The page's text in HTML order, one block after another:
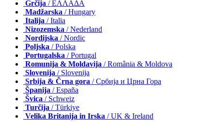
Grčija / ΕΛΛΑΔΑ
Madžarska / Hungary
Italija / Italia
Nizozemska / Nederland
Nordijska / Nordic
Poljska / Polska
Portugalska / Portugal
Romunija & Moldavija / România & Moldova
Slovenija / Slovenija
Srbija & Črna gora / Србија и Црна Гора
Španija / España
Švica / Schweiz
Turčija / Türkiye
Velika Britanija in Irska / UK & Ireland